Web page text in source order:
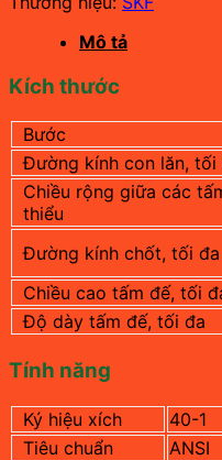
Mô tả
Kích thước
Bước
Đường kính con lăn, tối
Chiều rộng giữa các
thiểu
Đường kính chốt, tối đa
Chiều cao tấm đế, tối
Độ dày tấm đế, tối đa
Tính năng
Ký hiệu xích
40-1
Tiêu chuẩn
ANSI